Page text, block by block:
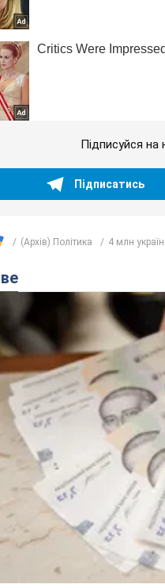
Підписуйся на
Підписатись
(Архів) Політика 4 млн